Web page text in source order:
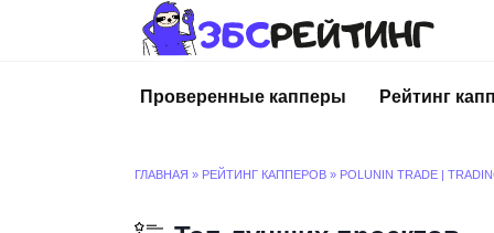
Проверенные капперы
Рейтинг
ГЛАВНАЯ » РЕЙТИНГ КАППЕРОВ » POLUNIN TRADE |